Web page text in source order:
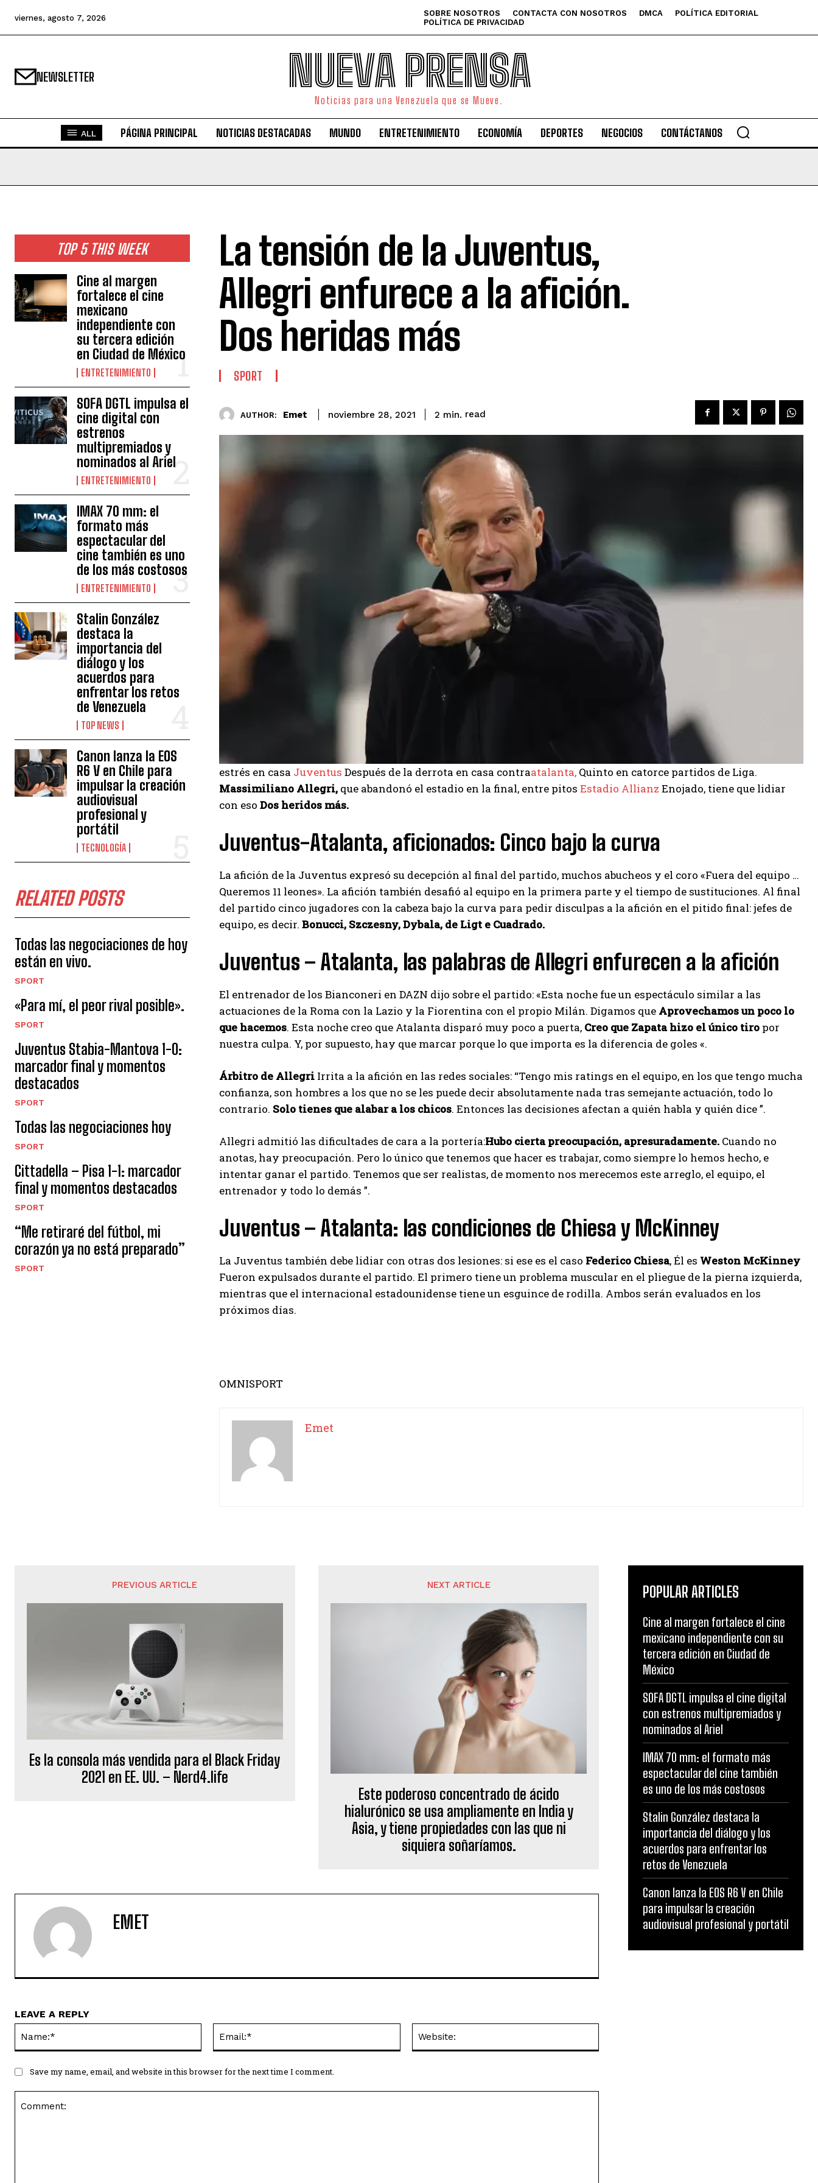
I've read and accept the Privacy Policy
Emet
viernes, agosto 7, 2026 SOBRE NOSOTROS CONTACTA CON NOSOTROS DMCA
POLÍTICA EDITORIAL
POLÍTICA DE PRIVACIDAD
NEWSLETTER NUEVA PRENSA
Noticias para una Venezuela que se Mueve.
ALL PÁGINA PRINCIPAL NOTICIAS DESTACADAS MUNDO ENTRETENIMIENTO ECONOMÍA DEPORTES NEGOCIOS CONTÁCTANOS
TOP 5 THIS WEEK
Cine al margen
fortalece el cine
mexicano
independiente con
su tercera edición
en Ciudad de México
ENTRETENIMIENTO
SOFA DGTL impulsa el
cine digital con
estrenos
multipremiados y
nominados al Ariel
ENTRETENIMIENTO
IMAX 70 mm: el
formato más
espectacular del
cine también es uno
de los más costosos
ENTRETENIMIENTO
Stalin González
destaca la
importancia del
diálogo y los
acuerdos para
enfrentar los retos
de Venezuela
TOP NEWS
Canon lanza la EOS
R6 V en Chile para
impulsar la creación
audiovisual
profesional y
portátil
TECNOLOGÍA
RELATED POSTS
Todas las negociaciones de hoy
están en vivo.
SPORT
«Para mí, el peor rival posible».
SPORT
Juventus Stabia-Mantova 1-0:
marcador final y momentos
destacados
SPORT
Todas las negociaciones hoy
SPORT
Cittadella – Pisa 1-1: marcador
final y momentos destacados
SPORT
“Me retiraré del fútbol, ​​mi
corazón ya no está preparado”
SPORT
La tensión de la Juventus,
Allegri enfurece a la afición.
Dos heridas más
SPORT
AUTHOR: Emet noviembre 28, 2021 2 min. read
estrés en casa Juventus Después de la derrota en casa contraatalanta, Quinto en catorce partidos de Liga.
Massimiliano Allegri, que abandonó el estadio en la final, entre pitos Estadio Allianz Enojado, tiene que lidiar
con eso Dos heridos más.
Juventus-Atalanta, aficionados: Cinco bajo la curva
La afición de la Juventus expresó su decepción al final del partido, muchos abucheos y el coro «Fuera del equipo …
Queremos 11 leones». La afición también desafió al equipo en la primera parte y el tiempo de sustituciones. Al final
del partido cinco jugadores con la cabeza bajo la curva para pedir disculpas a la afición en el pitido final: jefes de
equipo, es decir. Bonucci, Szczesny, Dybala, de Ligt e Cuadrado.
Juventus – Atalanta, las palabras de Allegri enfurecen a la afición
El entrenador de los Bianconeri en DAZN dijo sobre el partido: «Esta noche fue un espectáculo similar a las
actuaciones de la Roma con la Lazio y la Fiorentina con el propio Milán. Digamos que Aprovechamos un poco lo
que hacemos. Esta noche creo que Atalanta disparó muy poco a puerta, Creo que Zapata hizo el único tiro por
nuestra culpa. Y, por supuesto, hay que marcar porque lo que importa es la diferencia de goles «.
Árbitro de Allegri Irrita a la afición en las redes sociales: “Tengo mis ratings en el equipo, en los que tengo mucha
confianza, son hombres a los que no se les puede decir absolutamente nada tras semejante actuación, todo lo
contrario. Solo tienes que alabar a los chicos. Entonces las decisiones afectan a quién habla y quién dice ”.
Allegri admitió las dificultades de cara a la portería:Hubo cierta preocupación, apresuradamente. Cuando no
anotas, hay preocupación. Pero lo único que tenemos que hacer es trabajar, como siempre lo hemos hecho, e
intentar ganar el partido. Tenemos que ser realistas, de momento nos merecemos este arreglo, el equipo, el
entrenador y todo lo demás ”.
Juventus – Atalanta: las condiciones de Chiesa y McKinney
La Juventus también debe lidiar con otras dos lesiones: si ese es el caso Federico Chiesa, Él es Weston McKinney
Fueron expulsados ​​durante el partido. El primero tiene un problema muscular en el pliegue de la pierna izquierda,
mientras que el internacional estadounidense tiene un esguince de rodilla. Ambos serán evaluados en los
próximos días.
OMNISPORT
Emet
PREVIOUS ARTICLE
Es la consola más vendida para el Black Friday
2021 en EE. UU. – Nerd4.life
NEXT ARTICLE
Este poderoso concentrado de ácido
hialurónico se usa ampliamente en India y
Asia, y tiene propiedades con las que ni
siquiera soñaríamos.
EMET
LEAVE A REPLY
Save my name, email, and website in this browser for the next time I comment.
POPULAR ARTICLES
Cine al margen fortalece el cine
mexicano independiente con su
tercera edición en Ciudad de
México
SOFA DGTL impulsa el cine digital
con estrenos multipremiados y
nominados al Ariel
IMAX 70 mm: el formato más
espectacular del cine también
es uno de los más costosos
Stalin González destaca la
importancia del diálogo y los
acuerdos para enfrentar los
retos de Venezuela
Canon lanza la EOS R6 V en Chile
para impulsar la creación
audiovisual profesional y portátil